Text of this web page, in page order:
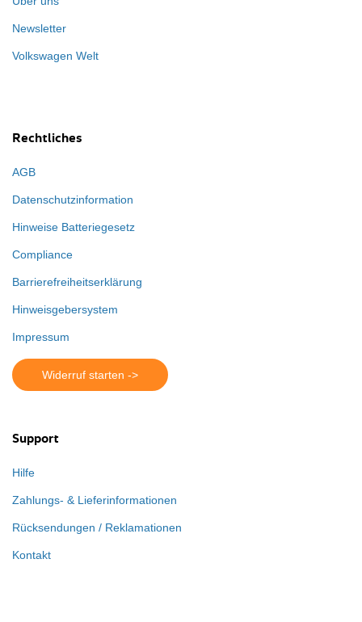
Newsletter
Volkswagen Welt
Rechtliches
AGB
Datenschutzinformation
Hinweise Batteriegesetz
Compliance
Barrierefreiheitserklärung
Hinweisgebersystem
Impressum
Widerruf starten ->
Support
Hilfe
Zahlungs- & Lieferinformationen
Rücksendungen / Reklamationen
Kontakt